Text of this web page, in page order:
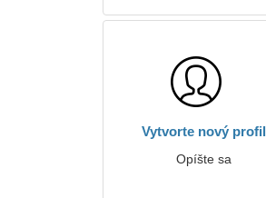
Vytvorte nový profil
Opíšte sa